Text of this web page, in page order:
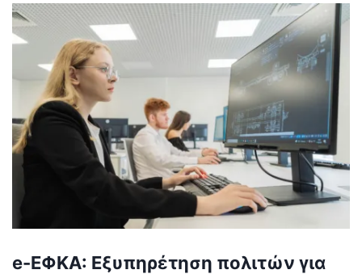
e-ΕΦΚΑ: Εξυπηρέτηση πολιτών για